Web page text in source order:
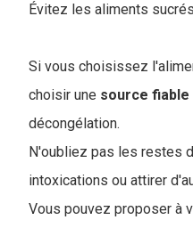
Évitez les aliments
Si vous choisissez
choisir une source fiable
décongélation.
N'oubliez pas les restes
intoxications ou attirer
Vous pouvez proposer à